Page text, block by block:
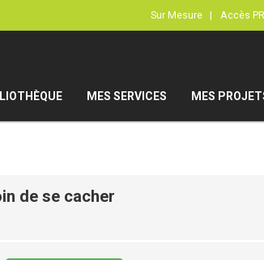
Sur Mesure | Accès
MES SERVICES MES
de se cacher